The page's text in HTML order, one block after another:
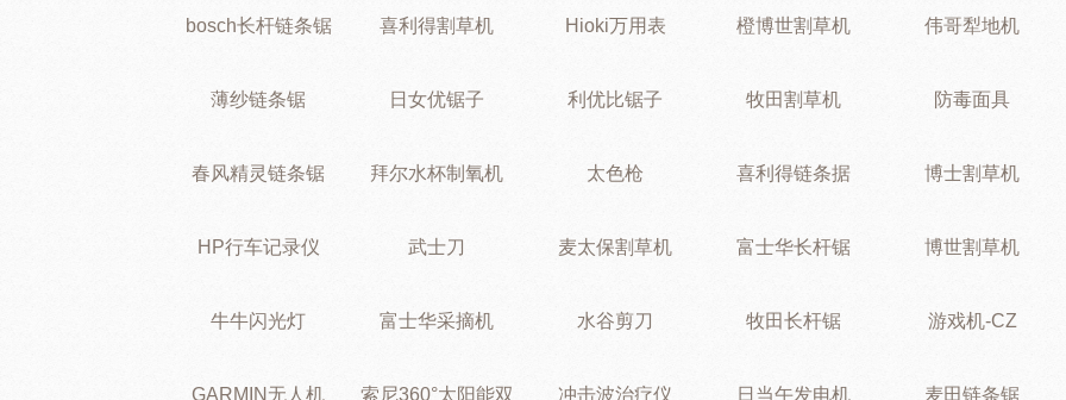
bosch长杆链条锯 喜利得割草机 Hioki万用表 橙博世割草机 伟哥犁地机
薄纱链条锯 日女优锯子 利优比锯子 牧田割草机 防毒面具
春风精灵链条锯 拜尔水杯制氧机 太色枪 喜利得链条据 博士割草机
HP行车记录仪 武士刀 麦太保割草机 富士华长杆锯 博世割草机
牛牛闪光灯 富士华采摘机 水谷剪刀 牧田长杆锯 游戏机-CZ
GARMIN无人机
索尼360°太阳能双
冲击波治疗仪 日当午发电机 麦田链条锯